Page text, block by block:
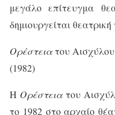
μεγάλο επίτευγμα
δημιουργείται
Ορέστειατου
(1982)
Η Ορέστειατου
το 1982 στο αρχαίο